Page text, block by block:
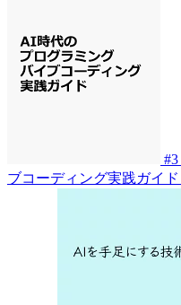
#3
ブコーディング実践ガイド